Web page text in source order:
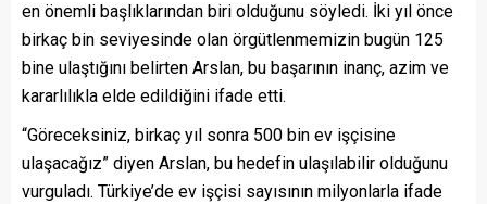
en önemli başlıklarından biri olduğunu söyledi. İki yıl önce
birkaç bin seviyesinde olan örgütlenmemizin bugün 125
bine ulaştığını belirten Arslan, bu başarının inanç, azim ve
kararlılıkla elde edildiğini ifade etti.
“Göreceksiniz, birkaç yıl sonra 500 bin ev işçisine
ulaşacağız” diyen Arslan, bu hedefin ulaşılabilir olduğunu
vurguladı. Türkiye’de ev işçisi sayısının milyonlarla ifade